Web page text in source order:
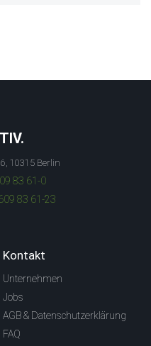
10315 Berlin
83 61-0
83 61-23
Kontakt
Unternehmen
Jobs
AGB & Datenschutzerklärung
FAQ